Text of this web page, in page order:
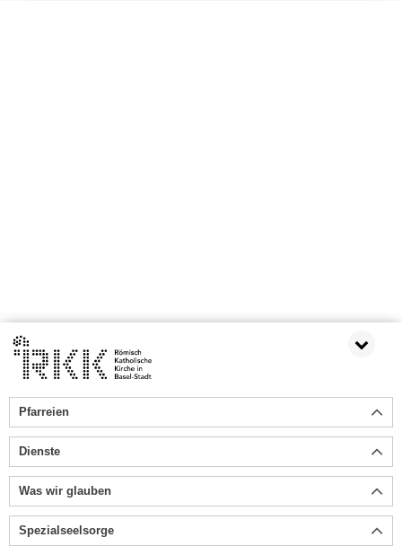
Pfarreien
Dienste
Was wir glauben
Spezialseelsorge